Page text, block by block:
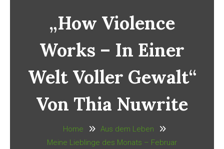
„How Violence
Works – In Einer
Welt Voller Gewalt“
Von Thia Nuwrite
Home
Aus dem Leben
Meine Lieblinge des Monats – Februar